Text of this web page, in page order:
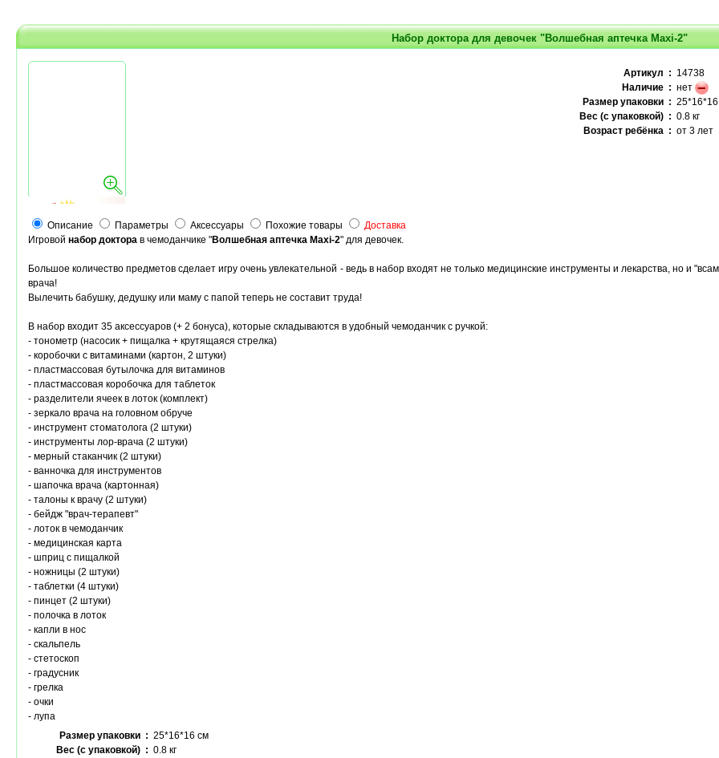
Набор доктора для девочек "Волшебная аптечка Maxi-2"
Артикул : 14738
Наличие : нет
Размер упаковки :
Вес (с упаковкой) : 0.8 кг
Возраст ребёнка : от 3 лет
Описание Параметры Аксессуары Похожие товары
Доставка
Игровой набор доктора в чемоданчике "Волшебная аптечка Maxi-2" для девочек.
Большое количество предметов сделает игру очень увлекательной - ведь в набор входят не только медицинские инструменты и лекарства, но и
врача!
Вылечить бабушку, дедушку или маму с папой теперь не составит труда!
В набор входит 35 аксессуаров (+ 2 бонуса), которые складываются в удобный чемоданчик с ручкой:
- тонометр (насосик + пищалка + крутящаяся стрелка)
- коробочки с витаминами (картон, 2 штуки)
- пластмассовая бутылочка для витаминов
- пластмассовая коробочка для таблеток
- разделители ячеек в лоток (комплект)
- зеркало врача на головном обруче
- инструмент стоматолога (2 штуки)
- инструменты лор-врача (2 штуки)
- мерный стаканчик (2 штуки)
- ванночка для инструментов
- шапочка врача (картонная)
- талоны к врачу (2 штуки)
- бейдж "врач-терапевт"
- лоток в чемоданчик
- медицинская карта
- шприц с пищалкой
- ножницы (2 штуки)
- таблетки (4 штуки)
- пинцет (2 штуки)
- полочка в лоток
- капли в нос
- скальпель
- стетоскоп
- градусник
- грелка
- очки
- лупа
Размер упаковки : 25*16*16 см
Вес (с упаковкой) : 0.8 кг